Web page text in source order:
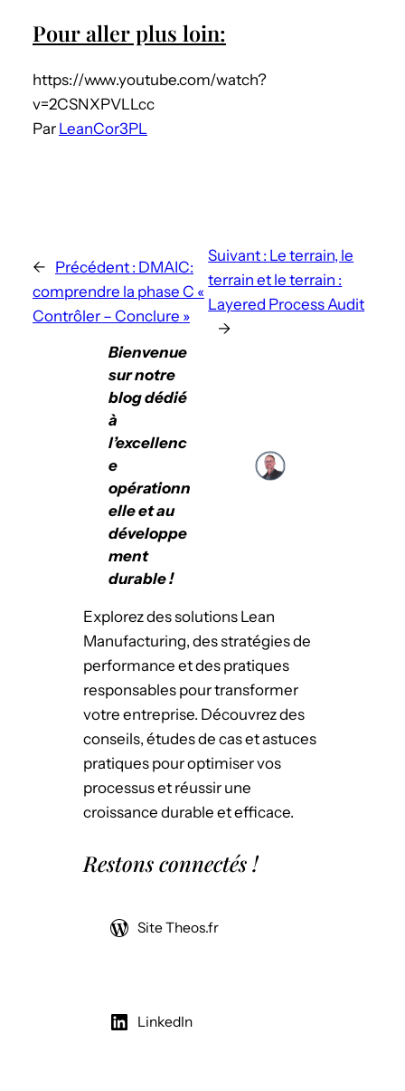
Pour aller plus loin:
https://www.youtube.com/watch?
v=2CSNXPVLLcc
Par LeanCor3PL
← Précédent : DMAIC:
comprendre la phase C «
Contrôler – Conclure »
Suivant : Le terrain, le
terrain et le terrain :
Layered Process Audit
→
Bienvenue
sur notre
blog dédié
à
l’excellenc
e
opérationn
elle et au
développe
ment
durable !
Explorez des solutions Lean
Manufacturing, des stratégies de
performance et des pratiques
responsables pour transformer
votre entreprise. Découvrez des
conseils, études de cas et astuces
pratiques pour optimiser vos
processus et réussir une
croissance durable et efficace.
Restons connectés !
Site Theos.fr
LinkedIn